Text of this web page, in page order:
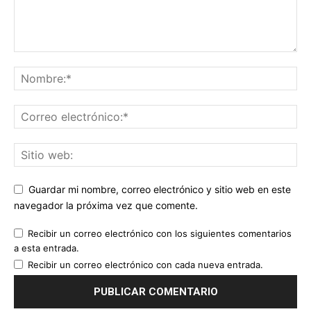
Guardar mi nombre, correo electrónico y sitio web en este
navegador la próxima vez que comente.
Recibir un correo electrónico con los siguientes comentarios
a esta entrada.
Recibir un correo electrónico con cada nueva entrada.